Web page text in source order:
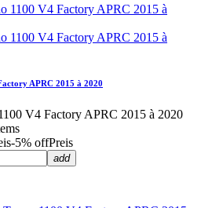
APRC 2015 à 2020
V4 Factory APRC 2015 à 2020
-5% offPreis
add